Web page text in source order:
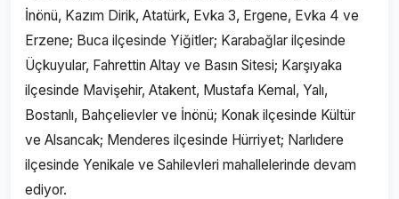
İnönü, Kazım Dirik, Atatürk, Evka 3, Ergene, Evka 4 ve
Erzene; Buca ilçesinde Yiğitler; Karabağlar ilçesinde
Üçkuyular, Fahrettin Altay ve Basın Sitesi; Karşıyaka
ilçesinde Mavişehir, Atakent, Mustafa Kemal, Yalı,
Bostanlı, Bahçelievler ve İnönü; Konak ilçesinde Kültür
ve Alsancak; Menderes ilçesinde Hürriyet; Narlıdere
ilçesinde Yenikale ve Sahilevleri mahallelerinde devam
ediyor.